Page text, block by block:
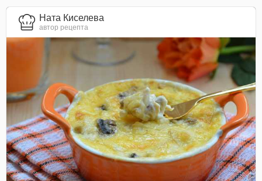
Ната Киселева
автор рецепта